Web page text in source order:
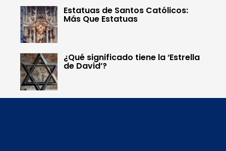
Estatuas de Santos Católicos:
Más Que Estatuas
¿Qué significado tiene la ‘Estrella
de David’?